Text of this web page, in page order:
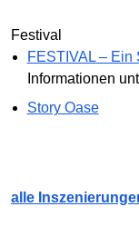
Festival
FESTIVAL – Ein
Informationen
Story Oase
alle